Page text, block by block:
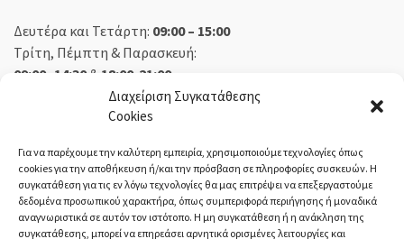
Διαχείριση Συγκατάθεσης
Cookies
Για να παρέχουμε την καλύτερη εμπειρία, χρησιμοποιούμε τεχνολογίες όπως
cookies για την αποθήκευση ή/και την πρόσβαση σε πληροφορίες συσκευών. Η
συγκατάθεση για τις εν λόγω τεχνολογίες θα μας επιτρέψει να επεξεργαστούμε
δεδομένα προσωπικού χαρακτήρα, όπως συμπεριφορά περιήγησης ή μοναδικά
αναγνωριστικά σε αυτόν τον ιστότοπο. Η μη συγκατάθεση ή η ανάκληση της
συγκατάθεσης, μπορεί να επηρεάσει αρνητικά ορισμένες λειτουργίες και
Δευτέρα και Τετάρτη: 09:00 – 15:00
Τρίτη, Πέμπτη & Παρασκευή:
09:00 -14:30 & 18:00-21:00
09:00 – 14:30
Κλειστά
ΕΚΘΕΣΗ ΟΡΕΣΤΙΑΔΑ: